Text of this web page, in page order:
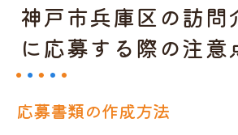
神戸市兵庫区の訪問
に応募する際の注意
応募書類の作成方法